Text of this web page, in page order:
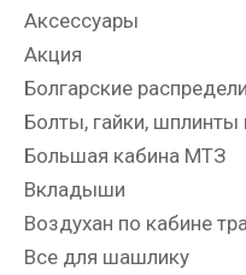
Аксессуары
Акция
Болгарские
Болты, гайки, шплинты
Большая кабина МТЗ
Вкладыши
Воздухан по кабине
Все для шашлику